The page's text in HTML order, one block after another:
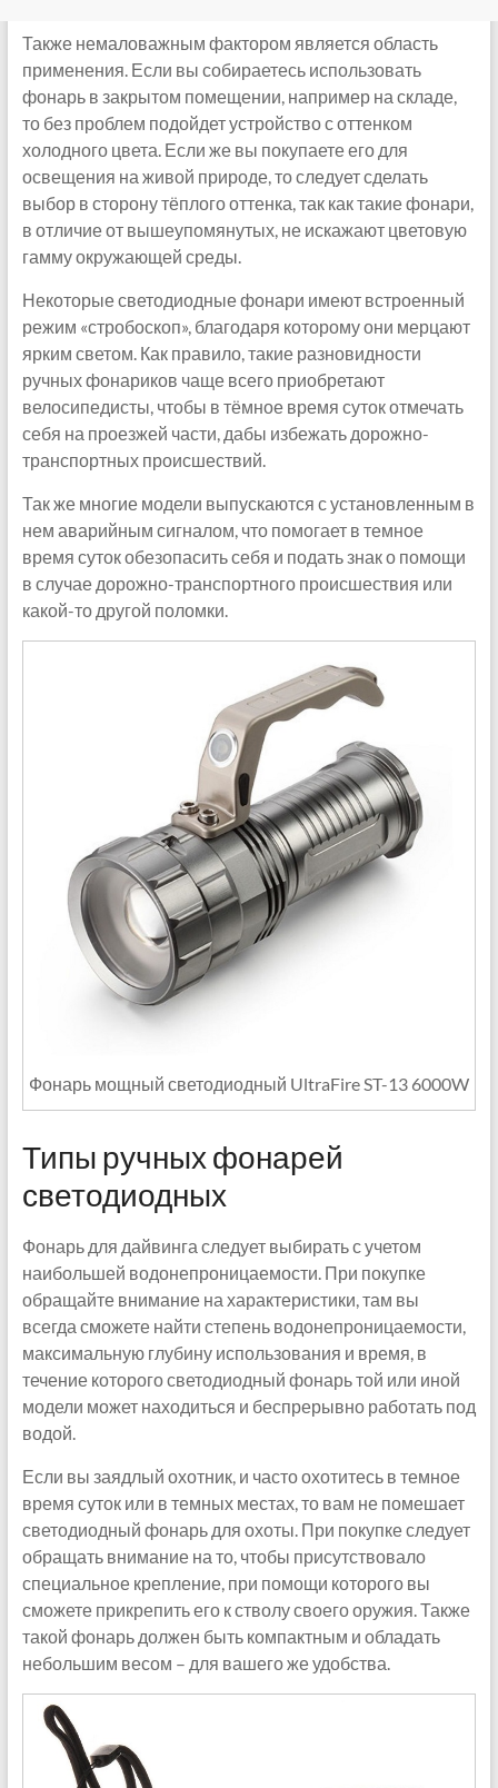
Также немаловажным фактором является область
применения. Если вы собираетесь использовать
фонарь в закрытом помещении, например на складе,
то без проблем подойдет устройство с оттенком
холодного цвета. Если же вы покупаете его для
освещения на живой природе, то следует сделать
выбор в сторону тёплого оттенка, так как такие фонари,
в отличие от вышеупомянутых, не искажают цветовую
гамму окружающей среды.
Некоторые светодиодные фонари имеют встроенный
режим «стробоскоп», благодаря которому они мерцают
ярким светом. Как правило, такие разновидности
ручных фонариков чаще всего приобретают
велосипедисты, чтобы в тёмное время суток отмечать
себя на проезжей части, дабы избежать дорожно-
транспортных происшествий.
Так же многие модели выпускаются с установленным в
нем аварийным сигналом, что помогает в темное
время суток обезопасить себя и подать знак о помощи
в случае дорожно-транспортного происшествия или
какой-то другой поломки.
Фонарь мощный светодиодный UltraFire ST-13 6000W
Типы ручных фонарей
светодиодных
Фонарь для дайвинга следует выбирать с учетом
наибольшей водонепроницаемости. При покупке
обращайте внимание на характеристики, там вы
всегда сможете найти степень водонепроницаемости,
максимальную глубину использования и время, в
течение которого светодиодный фонарь той или иной
модели может находиться и беспрерывно работать под
водой.
Если вы заядлый охотник, и часто охотитесь в темное
время суток или в темных местах, то вам не помешает
светодиодный фонарь для охоты. При покупке следует
обращать внимание на то, чтобы присутствовало
специальное крепление, при помощи которого вы
сможете прикрепить его к стволу своего оружия. Также
такой фонарь должен быть компактным и обладать
небольшим весом – для вашего же удобства.